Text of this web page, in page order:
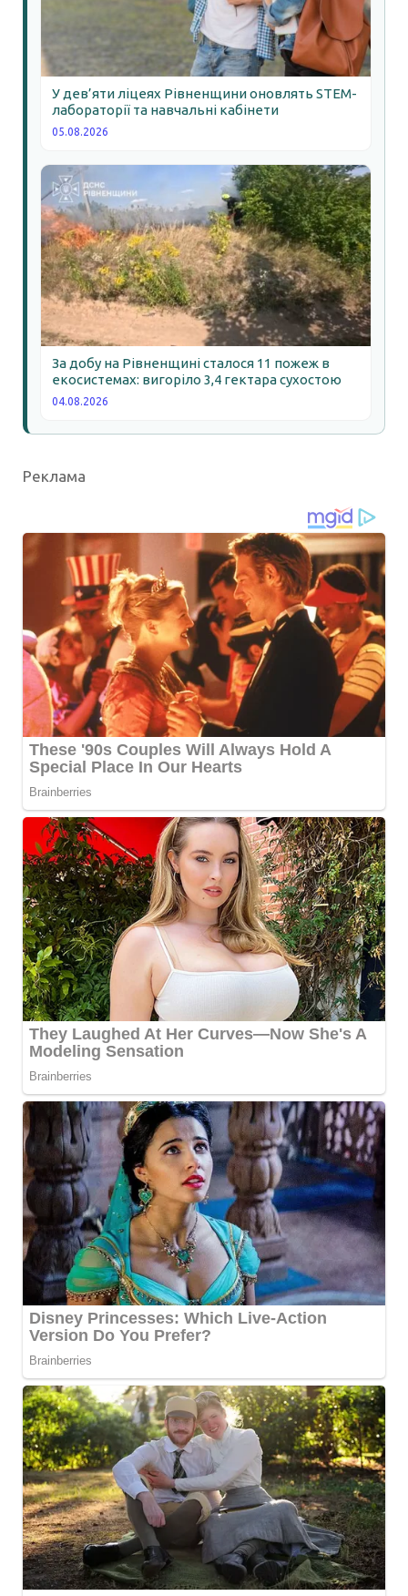
У дев’яти ліцеях Рівненщини оновлять STEM-
лабораторії та навчальні кабінети
05.08.2026
За добу на Рівненщині сталося 11 пожеж в
екосистемах: вигоріло 3,4 гектара сухостою
04.08.2026
Реклама